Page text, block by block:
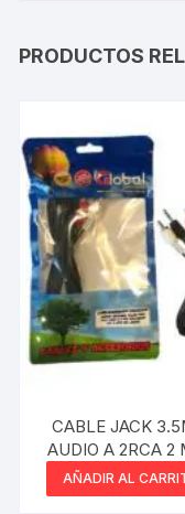
PRODUCTOS
CABLE JACK
AUDIO A 2RCA 2
NETMAK
AÑADIR AL